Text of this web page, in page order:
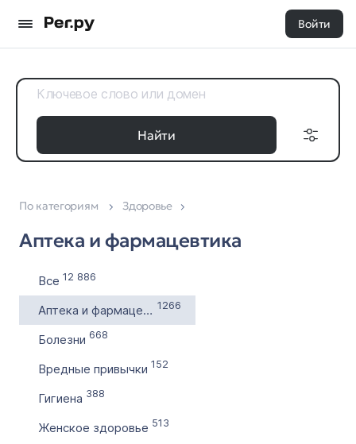
Войти
Найти
Доменные
Все 35
Дата регистрации
с
Выставлен на продажу
Цена домена в ₽
По категориям Здоровье
Аптека и фармацевтика
Все 12 886
Аптека и фармацевтика 1266
Болезни 668
Вредные привычки 152
Гигиена 388
Женское здоровье 513